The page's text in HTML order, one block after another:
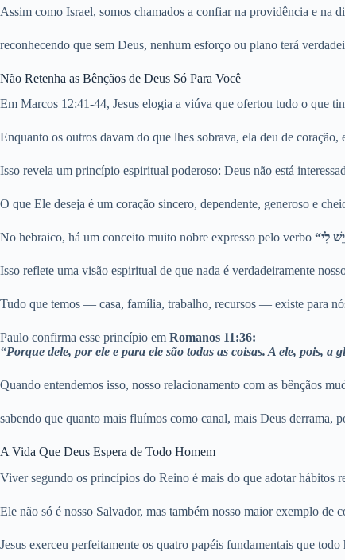
Assim como Israel, somos chamados a confiar na providência e na
reconhecendo que sem Deus, nenhum esforço ou plano terá
Não Retenha as Bênçãos de Deus Só Para Você
Em Marcos 12:41-44, Jesus elogia a viúva que ofertou tudo o que
Enquanto os outros davam do que lhes sobrava, ela deu de
Isso revela um princípio espiritual poderoso: Deus não está
O que Ele deseja é um coração sincero, dependente, generoso e
No hebraico, há um conceito muito nobre expresso pelo verbo
Isso reflete uma visão espiritual de que nada é verdadeiramente
Tudo que temos — casa, família, trabalho, recursos — existe para
Paulo confirma esse princípio em Romanos 11:36:
“Porque dele, por ele e para ele são todas as coisas. A ele, pois, a
Quando entendemos isso, nosso relacionamento com as bênçãos
sabendo que quanto mais fluímos como canal, mais Deus derrama,
A Vida Que Deus Espera de Todo Homem
Viver segundo os princípios do Reino é mais do que adotar
Ele não só é nosso Salvador, mas também nosso maior exemplo de
Jesus exerceu perfeitamente os quatro papéis fundamentais que